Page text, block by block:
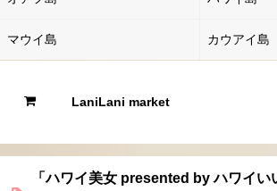
マウイ島 カウアイ島
LaniLani market
「ハワイ美女 presented by ハワイい